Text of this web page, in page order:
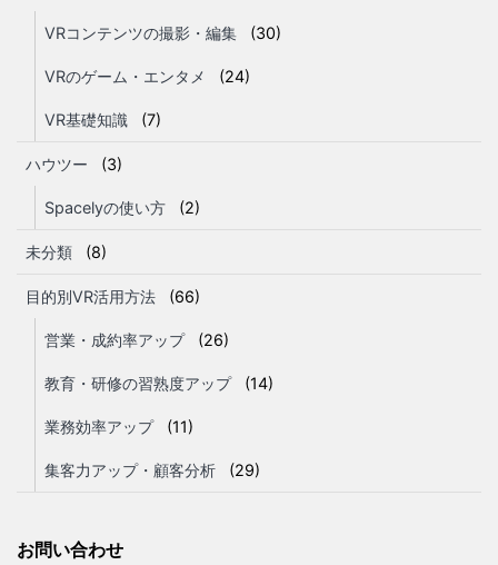
VRコンテンツの撮影・編集 (30)
VRのゲーム・エンタメ (24)
VR基礎知識 (7)
ハウツー (3)
Spacelyの使い方 (2)
未分類 (8)
目的別VR活用方法 (66)
営業・成約率アップ (26)
教育・研修の習熟度アップ (14)
業務効率アップ (11)
集客力アップ・顧客分析 (29)
お問い合わせ